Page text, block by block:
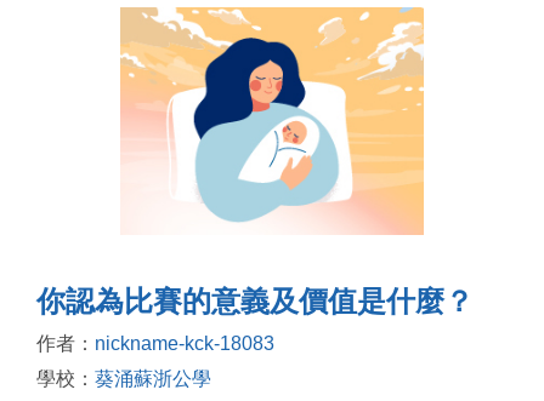
你認為比賽的意義及價值是什麼？
作者： nickname-kck-18083
學校： 葵涌蘇浙公學